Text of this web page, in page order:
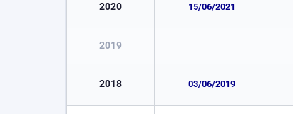
2020 15/06/2021
2019
2018 03/06/2019